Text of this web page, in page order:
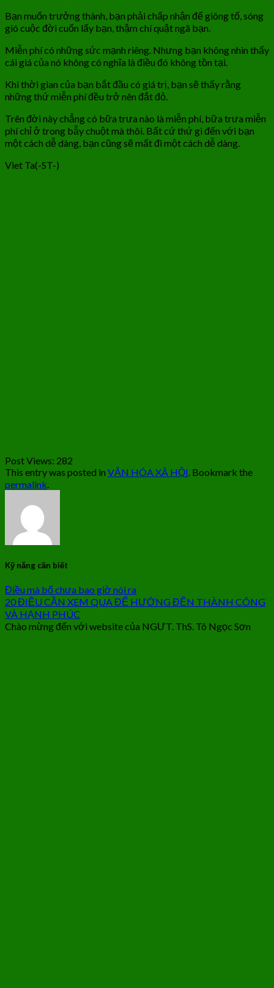
Bạn muốn trưởng thành, bạn phải chấp nhận để giông tố, sóng
gió cuộc đời cuốn lấy bạn, thậm chí quật ngã bạn.
Miễn phí có những sức mạnh riêng. Nhưng bạn không nhìn thấy
cái giá của nó không có nghĩa là điều đó không tồn tại.
Khi thời gian của bạn bắt đầu có giá trị, bạn sẽ thấy rằng
những thứ miễn phí đều trở nên đắt đỏ.
Trên đời này chẳng có bữa trưa nào là miễn phí, bữa trưa miễn
phí chỉ ở trong bẫy chuột mà thôi. Bất cứ thứ gì đến với bạn
một cách dễ dàng, bạn cũng sẽ mất đi một cách dễ dàng.
Viet Ta(-ST-)
Post Views: 282
This entry was posted in VĂN HÓA XÃ HỘI. Bookmark the
permalink.
Kỹ năng cần biết
Điều mà bố chưa bao giờ nói ra
20 ĐIỀU CẦN XEM QUA ĐỂ HƯỚNG ĐẾN THÀNH CÔNG
VÀ HẠNH PHÚC
Chào mừng đến với website của NGƯT. ThS. Tô Ngọc Sơn